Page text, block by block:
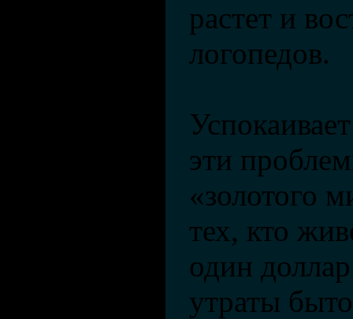
растет и
логопедов.
эти
«золотого
тех, кто
один
утраты